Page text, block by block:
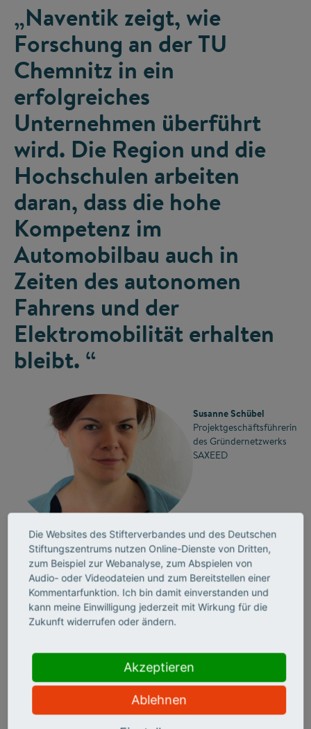
„Naventik zeigt, wie
Forschung an der TU
Chemnitz in ein
erfolgreiches
Unternehmen überführt
wird. Die Region und die
Hochschulen arbeiten
daran, dass die hohe
Kompetenz im
Automobilbau auch in
Zeiten des autonomen
Fahrens und der
Elektromobilität erhalten
bleibt. “
©
Susanne Schübel
Projektgeschäftsführerin
des Gründernetzwerks
SAXEED
Chemnitz: der perfekte Standort
In der traditionsreichen
Automobilhochburg im Südwesten
Sachsens fühlen sich die Naventik-Gründer
bestens aufgehoben. „Der Raum Chemnitz
sind wir eine gute Ergänzung zu anderen
Firmen, die zum Teil auch als
Ausgründungen aus anderen Lehrstühlen
Die Websites des Stifterverbandes und des Deutschen
Stiftungszentrums nutzen Online-Dienste von Dritten,
zum Beispiel zur Webanalyse, zum Abspielen von
Audio- oder Videodateien und zum Bereitstellen einer
Kommentarfunktion. Ich bin damit einverstanden und
kann meine Einwilligung jederzeit mit Wirkung für die
Zukunft widerrufen oder ändern.
Akzeptieren
Ablehnen